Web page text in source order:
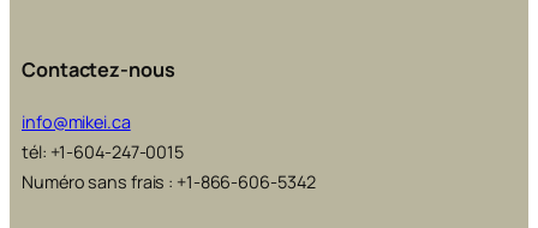
Contactez-nous
info@mikei.ca
tél: +1-604-247-0015
Numéro sans frais : +1-866-606-5342